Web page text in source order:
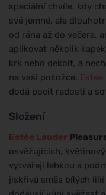
speciální chvíle, kdy
své jemné, ale
od rána až do večera,
aplikovat několik
krk nebo dekolt, a
na vaší pokožce. Estée
dodá pocit radosti a
Složení
Estée Lauder
osvěžujících,
vytvářejí lehkou a
jiskřivá směs bílých